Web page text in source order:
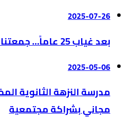
2025-07-26
بعد غياب 25 عاماً… جمعتنا الصدفة
2025-05-06
مدرسة النزهة الثانوية
مجاني بشراكة مجتمعية